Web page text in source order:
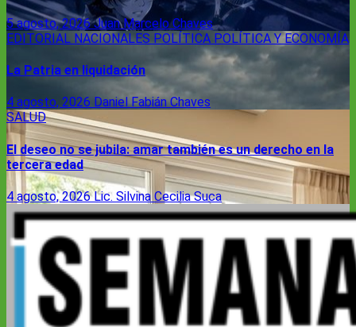
5 agosto, 2026Juan Marcelo Chaves
EDITORIAL NACIONALES POLÍTICA POLÍTICA Y ECONOMÍA
La Patria en liquidación
4 agosto, 2026 Daniel Fabián Chaves
SALUD
El deseo no se jubila: amar también es un derecho en la
tercera edad
4 agosto, 2026Lic. Silvina Cecilia Suca